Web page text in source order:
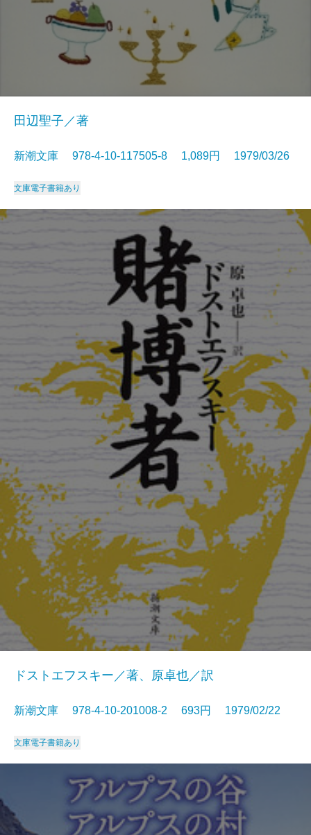
田辺聖子／著
新潮文庫 978-4-10-117505-8 1,089円 1979/03/26
文庫電子書籍あり
ドストエフスキー／著、原卓也／訳
新潮文庫 978-4-10-201008-2 693円 1979/02/22
文庫電子書籍あり